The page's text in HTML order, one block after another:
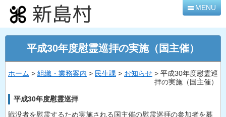
本
文
へ
移
MENU
平成30年度慰霊巡拝の実施（国主催）
ホーム > 組織・業務案内 > 民生課 > お知らせ > 平成30年度慰霊巡
拝の実施（国主催）
平成30年度慰霊巡拝
戦没者を慰霊するため実施される国主催の慰霊巡拝の参加者を募